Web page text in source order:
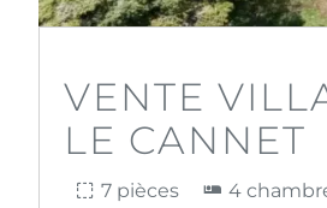
VENTE
LE CANNET
7 pièces 4